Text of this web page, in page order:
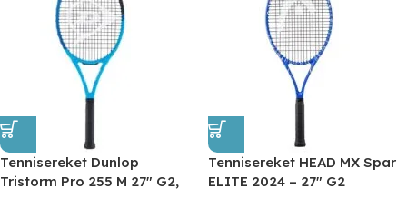
Tennisereket Dunlop
Tristorm Pro 255 M 27″ G2,
Tennisereket HEAD MX Spar
ELITE 2024 – 27″ G2